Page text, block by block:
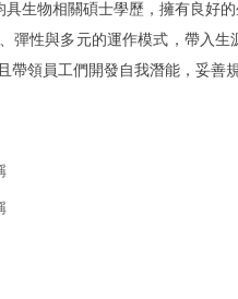
生物相關碩士學歷，擁有良好
彈性與多元的運作模式，帶入
帶領員工們開發自我潛能，妥善